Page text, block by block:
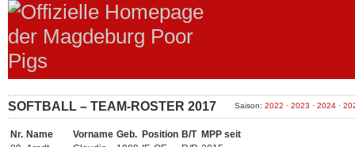
SOFTBALL – TEAM-ROSTER 2017 Saison: 2022 · 2023 · 2024 ·
Nr. Name Vorname Geb. Position B/T MPP seit